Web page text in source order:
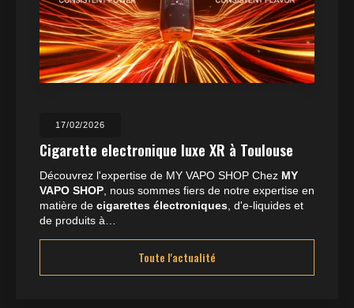
17/02/2026
Cigarette electronique luxe XR à Toulouse
Découvrez l'expertise de MY VAPO SHOP Chez MY
VAPO SHOP , nous sommes fiers de notre expertise en
matière de cigarettes électroniques , d'e-liquides et
de produits à…
Toute l'actualité